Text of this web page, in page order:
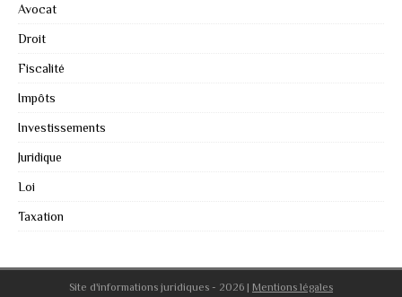
Avocat
Droit
Fiscalité
Impôts
Investissements
Juridique
Loi
Taxation
Site d'informations juridiques - 2026 | Mentions légales